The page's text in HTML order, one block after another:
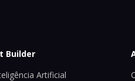
Builder
Artificial